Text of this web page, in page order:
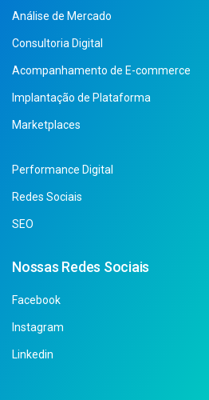
Análise de Mercado
Consultoria Digital
Acompanhamento de E-commerce
Implantação de Plataforma
Marketplaces
Performance Digital
Redes Sociais
SEO
Nossas Redes Sociais
Facebook
Instagram
Linkedin